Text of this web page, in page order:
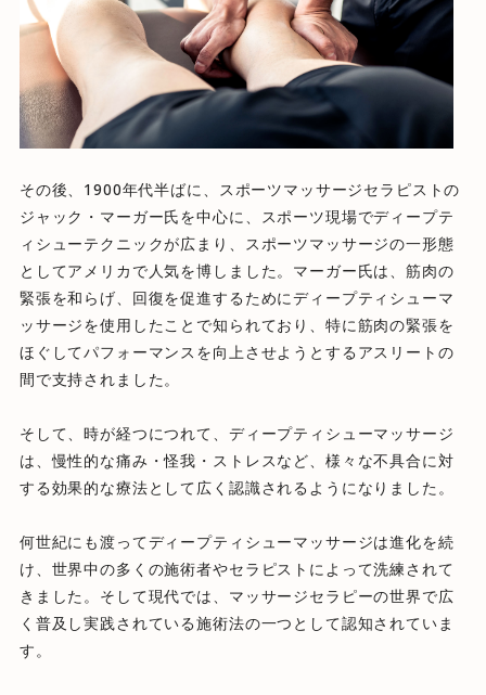
その後、1900年代半ばに、スポーツマッサージセラピストの
ジャック・マーガー氏を中心に、スポーツ現場でディープテ
ィシューテクニックが広まり、スポーツマッサージの一形態
としてアメリカで人気を博しました。マーガー氏は、筋肉の
緊張を和らげ、回復を促進するためにディープティシューマ
ッサージを使用したことで知られており、特に筋肉の緊張を
ほぐしてパフォーマンスを向上させようとするアスリートの
間で支持されました。
そして、時が経つにつれて、ディープティシューマッサージ
は、慢性的な痛み・怪我・ストレスなど、様々な不具合に対
する効果的な療法として広く認識されるようになりました。
何世紀にも渡ってディープティシューマッサージは進化を続
け、世界中の多くの施術者やセラピストによって洗練されて
きました。そして現代では、マッサージセラピーの世界で広
く普及し実践されている施術法の一つとして認知されていま
す。